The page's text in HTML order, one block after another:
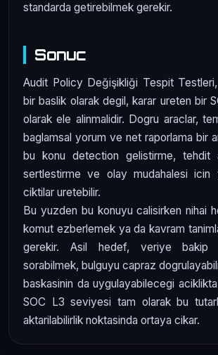
standarda getirebilmek gerekir.
Sonuc
Audit Policy Değişikliği Tespit
bir baslik olarak degil, karar ureten bir
olarak ele alinmalidir. Dogru araclar,
baglamsal yorum ve net raporlama bir
bu konu detection gelistirme, tehdit
sertlestirme ve olay mudahalesi icin
ciktilar uretebilir.
Bu yuzden bu konuyu calisirken nihai
komut ezberlemek ya da kavram
gerekir. Asil hedef, veriye bakip
sorabilmek, bulguyu capraz
baskasinin da uygulayabilecegi
SOC L3 seviyesi tam olarak bu
aktarilabilirlik noktasinda ortaya cikar.